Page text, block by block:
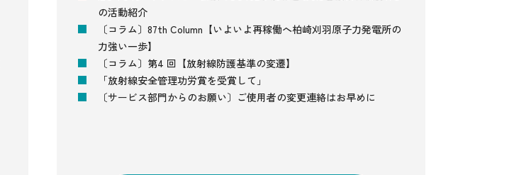
の活動紹介
〔コラム〕87th Column【いよいよ再稼働へ柏崎刈羽原子力発電所の
力強い一歩】
〔コラム〕第4 回【放射線防護基準の変遷】
「放射線安全管理功労賞を受賞して」
〔サービス部門からのお願い〕ご使用者の変更連絡はお早めに